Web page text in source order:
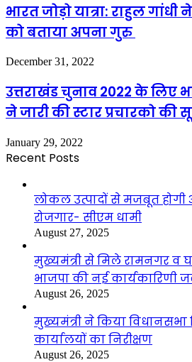
भारत जोड़ो यात्रा: राहुल
को बताया अपना गुरु
December 31, 2022
उत्तराखंड चुनाव 2022 के लिए
ने जारी की स्टार प्रचारको की
January 29, 2022
Recent Posts
लोकल उत्पादों से मजबूत होगी
रोजगार- सीएम धामी
August 27, 2025
मुख्यमंत्री से मिले रामनगर व
भाजपा की नई कार्यकारिणी
August 26, 2025
मुख्यमंत्री ने किया विधानसभा
कार्यालयों का निरीक्षण
August 26, 2025